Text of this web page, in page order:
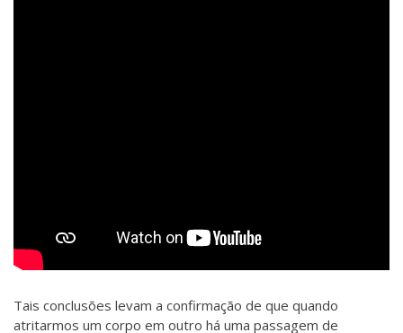
Tais conclusões levam a confirmação de que quando
atritarmos um corpo em outro há uma passagem de